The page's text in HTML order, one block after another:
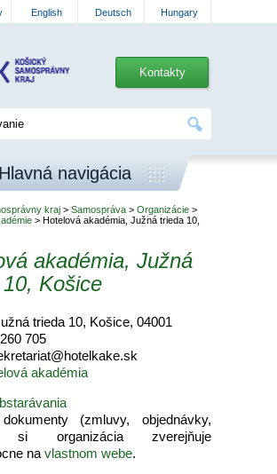
English Deutsch Hungary
Kontakty
Hlavná navigácia
kraj > Samospráva > Organizácie >
> Hotelová akadémia, Južná trieda 10,
akadémia, Južná
Košice
trieda 10, Košice, 04001
705
akadémia
(zmluvy, objednávky,
si organizácia zverejňuje
na vlastnom webe.